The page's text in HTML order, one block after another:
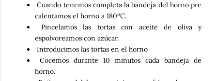
Cuando tenemos completa la bandeja del horno pre
calentamos el horno a 180ºC.
Pincelamos las tortas con aceite de oliva y
espolvoreamos con azúcar.
Introducimos las tortas en el horno
Cocemos durante 10 minutos cada bandeja de
horno.